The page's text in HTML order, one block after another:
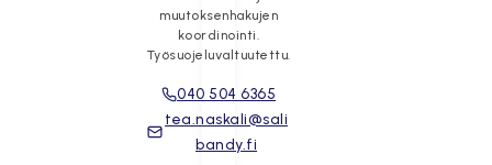
muutoksenhakujen
koordinointi.
Työsuojeluvaltuutettu.
040 504 6365
tea.naskali@sali
bandy.fi